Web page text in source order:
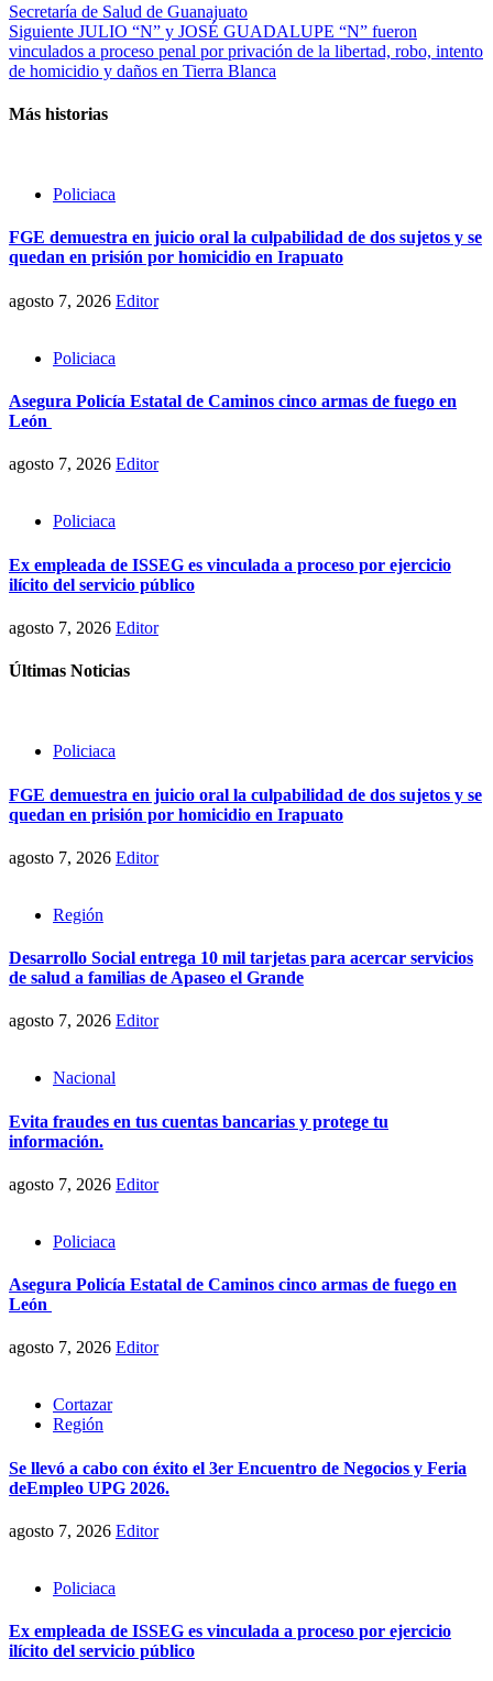
navigation
Secretaría de Salud de Guanajuato
Siguiente JULIO “N” y JOSÉ GUADALUPE “N” fueron
vinculados a proceso penal por privación de la libertad, robo, intento
de homicidio y daños en Tierra Blanca
Más historias
Policiaca
FGE demuestra en juicio oral la culpabilidad de dos sujetos y se
quedan en prisión por homicidio en Irapuato
agosto 7, 2026 Editor
Policiaca
Asegura Policía Estatal de Caminos cinco armas de fuego en
León
agosto 7, 2026 Editor
Policiaca
Ex empleada de ISSEG es vinculada a proceso por ejercicio
ilícito del servicio público
agosto 7, 2026 Editor
Últimas Noticias
Policiaca
FGE demuestra en juicio oral la culpabilidad de dos sujetos y se
quedan en prisión por homicidio en Irapuato
agosto 7, 2026 Editor
Región
Desarrollo Social entrega 10 mil tarjetas para acercar servicios
de salud a familias de Apaseo el Grande
agosto 7, 2026 Editor
Nacional
Evita fraudes en tus cuentas bancarias y protege tu
información.
agosto 7, 2026 Editor
Policiaca
Asegura Policía Estatal de Caminos cinco armas de fuego en
León
agosto 7, 2026 Editor
Cortazar
Región
Se llevó a cabo con éxito el 3er Encuentro de Negocios y Feria
deEmpleo UPG 2026.
agosto 7, 2026 Editor
Policiaca
Ex empleada de ISSEG es vinculada a proceso por ejercicio
ilícito del servicio público